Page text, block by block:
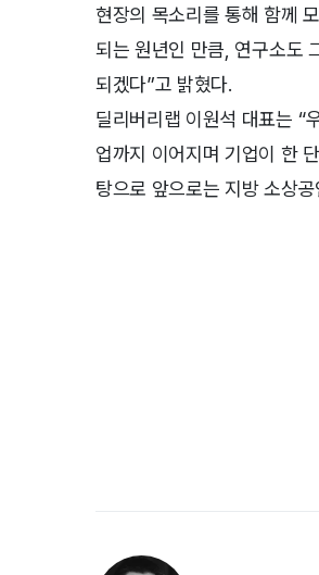
현장의 목소리를 통해 함께
되는 원년인 만큼, 연구소도
되겠다”고 밝혔다.
딜리버리랩 이원석 대표는 “
업까지 이어지며 기업이 한
탕으로 앞으로는 지방 소상